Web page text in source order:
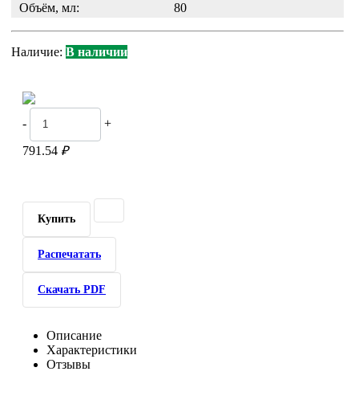
Объём, мл: 80
Наличие: В наличии
-
+
791.54 ₽
Купить
Распечатать
Скачать PDF
Описание
Характеристики
Отзывы